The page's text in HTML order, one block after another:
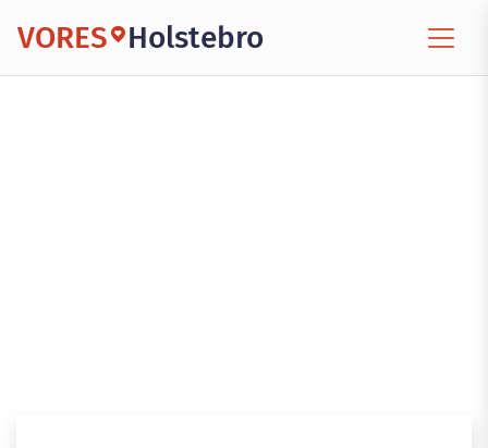
VORES Holstebro